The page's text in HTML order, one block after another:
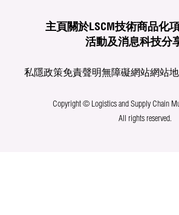
主頁 關於LSCM技術商品化
活動及消息科技分
私隱政策免責聲明無障礙網站網站
Copyright © Logistics and Supply Chain
All rights reserved.